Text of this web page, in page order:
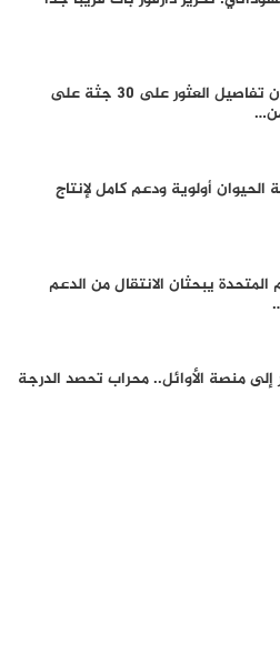
شهود يكشفون تفاصيل العثور على 30 جثة على
أولوية ودعم كامل لإنتاج
المتحدة يبحثان الانتقال من الدعم
منصة الأوائل.. محراب تحصد الدرجة